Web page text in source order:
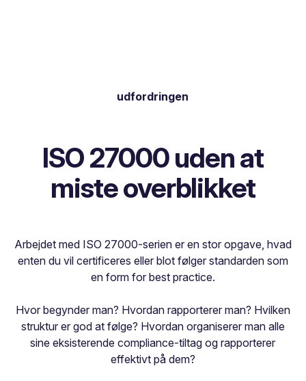
udfordringen
ISO 27000 uden at
miste overblikket
Arbejdet med ISO 27000-serien er en stor opgave, hvad
enten du vil certificeres eller blot følger standarden som
en form for best practice.
Hvor begynder man? Hvordan rapporterer man? Hvilken
struktur er god at følge? Hvordan organiserer man alle
sine eksisterende compliance-tiltag og rapporterer
effektivt på dem?